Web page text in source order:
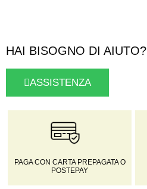
HAI BISOGNO DI AIUTO?
ASSISTENZA
PAGA CON CARTA PREPAGATA O
POSTEPAY